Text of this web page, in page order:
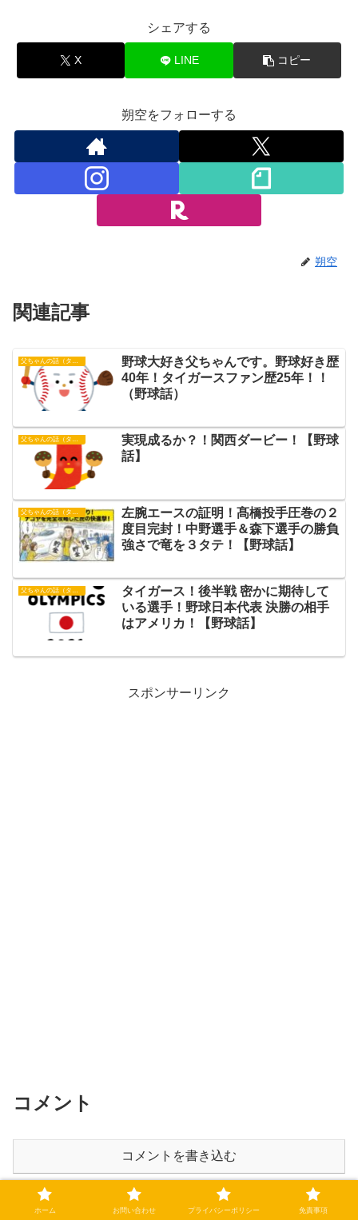
シェアする
X LINE コピー
朔空をフォローする
朔空
関連記事
父ちゃんの話（タイガース）
野球大好き父ちゃんです。野球好き歴
40年！タイガースファン歴25年！！
（野球話）
実現成るか？！関西ダービー！【野球
話】
父ちゃんの話（タイガース）
左腕エースの証明！髙橋投手圧巻の２
度目完封！中野選手＆森下選手の勝負
強さで竜を３タテ！【野球話】
父ちゃんの話（タイガース）
タイガース！後半戦 密かに期待して
いる選手！野球日本代表 決勝の相手
はアメリカ！【野球話】
スポンサーリンク
コメント
コメントを書き込む
ホーム お問い合わせ プライバシーポリシー 免責事項